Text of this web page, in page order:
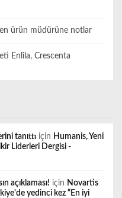
ürün müdürüne notlar
Enlila, Crescenta
tanıttı için Humanis, Yeni
Liderleri Dergisi -
açıklaması! için Novartis
yedinci kez “En iyi